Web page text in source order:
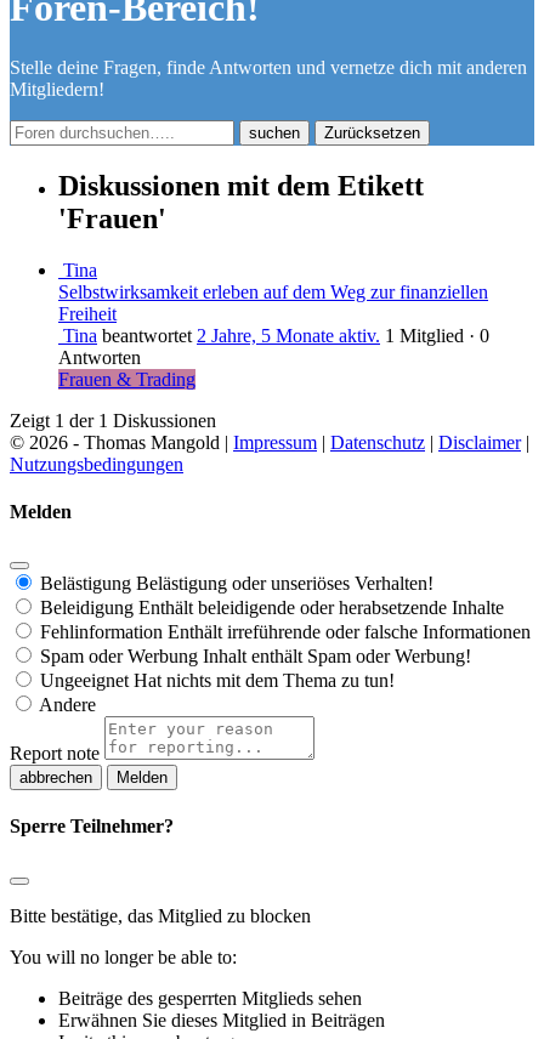
Stelle deine Fragen, finde Antworten und vernetze dich mit anderen
Mitgliedern!
Zurücksetzen
Diskussionen mit dem Etikett
'Frauen'
Tina
Selbstwirksamkeit erleben auf dem Weg zur finanziellen
Freiheit
Tina beantwortet 2 Jahre, 5 Monate aktiv. 1 Mitglied · 0
Antworten
Frauen & Trading
Zeigt 1 der 1 Diskussionen
© 2026 - Thomas Mangold | Impressum | Datenschutz | Disclaimer|
Nutzungsbedingungen
Melden
Belästigung Belästigung oder unseriöses Verhalten!
Beleidigung Enthält beleidigende oder herabsetzende Inhalte
Fehlinformation Enthält irreführende oder falsche Informationen
Spam oder Werbung Inhalt enthält Spam oder Werbung!
Ungeeignet Hat nichts mit dem Thema zu tun!
Andere
Report note
Melden
Sperre Teilnehmer?
Bitte bestätige, das Mitglied zu blocken
You will no longer be able to:
Beiträge des gesperrten Mitglieds sehen
Erwähnen Sie dieses Mitglied in Beiträgen